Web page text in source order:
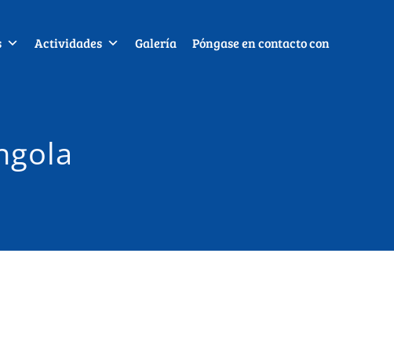
Actividades Galería Póngase en contacto con